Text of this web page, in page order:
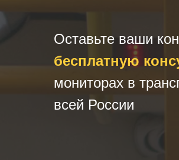
Оставьте ваши
бесплатную
мониторах в
всей России